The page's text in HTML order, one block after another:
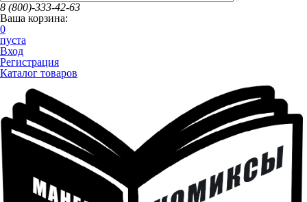
8 (800)-333-42-63
Ваша корзина:
0
пуста
Вход
Регистрация
Каталог товаров